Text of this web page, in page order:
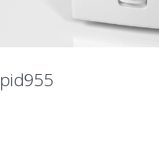
pid955